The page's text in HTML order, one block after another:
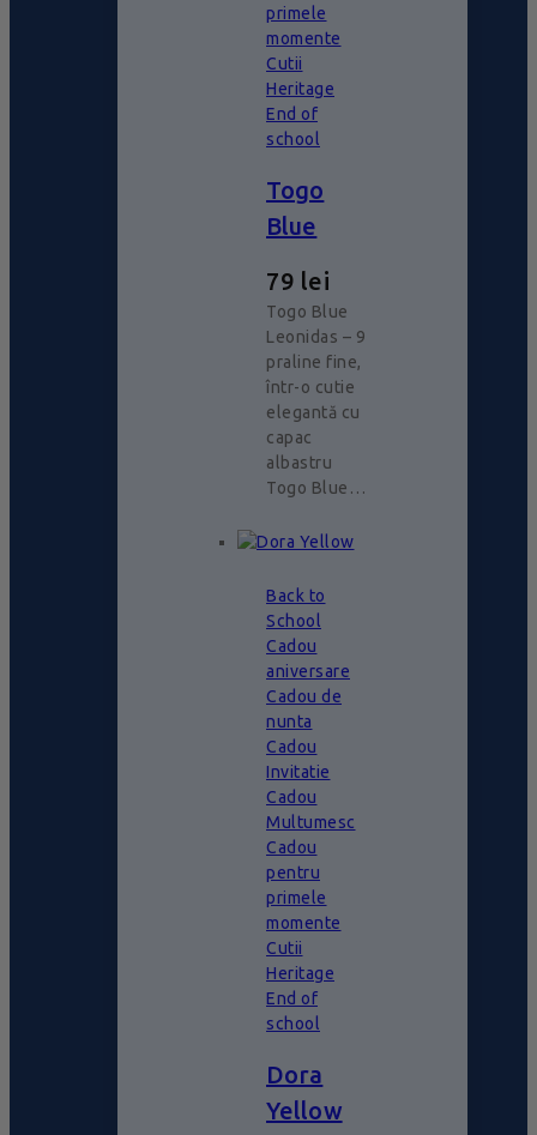
primele
momente
Cutii
Heritage
End of
school
Togo
Blue
79 lei
Togo Blue
Leonidas – 9
praline fine,
într-o cutie
elegantă cu
capac
albastru
Togo Blue…
Back to
School
Cadou
aniversare
Cadou de
nunta
Cadou
Invitatie
Cadou
Multumesc
Cadou
pentru
primele
momente
Cutii
Heritage
End of
school
Dora
Yellow